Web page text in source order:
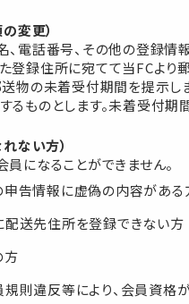
変更）
、電話番号、その他の登録情
登録住所に宛てて当FCより
送物の未着受付期間を提示
るものとします。未着受付期
ない方）
員になることができません。
申告情報に虚偽の内容がある
配送先住所を登録できない方
方
則違反等により、会員資格